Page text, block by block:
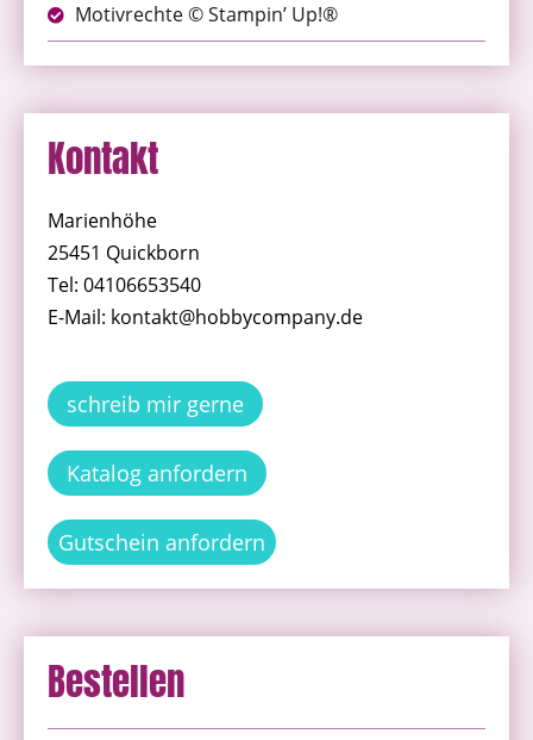
Motivrechte © Stampin’ Up!®
Kontakt
Marienhöhe
25451 Quickborn
Tel: 04106653540
E-Mail: kontakt@hobbycompany.de
schreib mir gerne
Katalog anfordern
Gutschein anfordern
Bestellen